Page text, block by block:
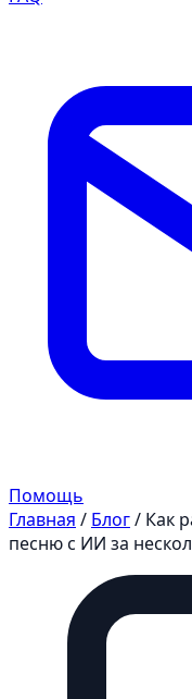
Помощь
Главная / Блог/ Как
песню с ИИ за